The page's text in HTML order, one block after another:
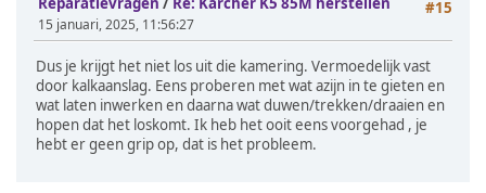
#15
15 januari, 2025, 11:56:27
Dus je krijgt het niet los uit die kamering. Vermoedelijk vast
door kalkaanslag. Eens proberen met wat azijn in te gieten en
wat laten inwerken en daarna wat duwen/trekken/draaien en
hopen dat het loskomt. Ik heb het ooit eens voorgehad , je
hebt er geen grip op, dat is het probleem.